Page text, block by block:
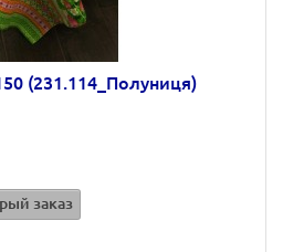
(231.114_Полуниця)
заказ